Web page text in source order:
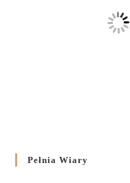
Pełnia Wiary